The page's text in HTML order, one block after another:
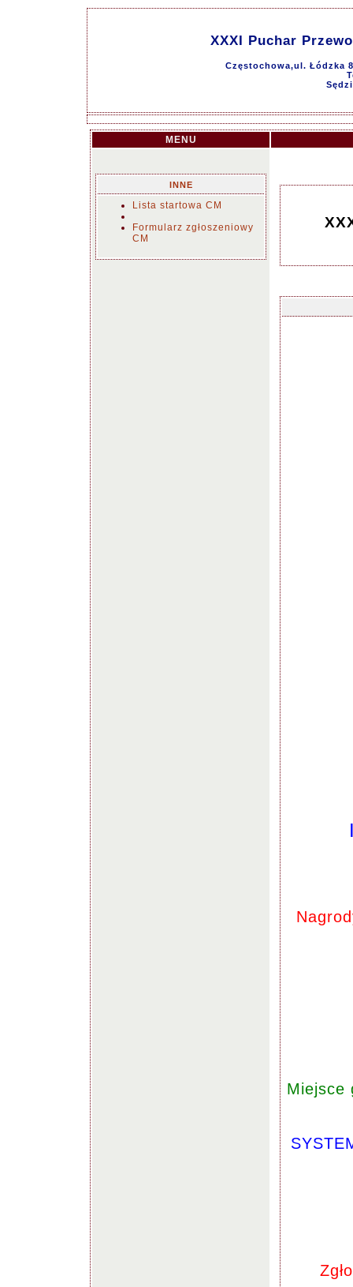
XXXI Puchar
Częstochowa,ul. Łódzka
MENU
INNE
Lista startowa CM
Formularz zgłoszeniowy
CM
Miejsce